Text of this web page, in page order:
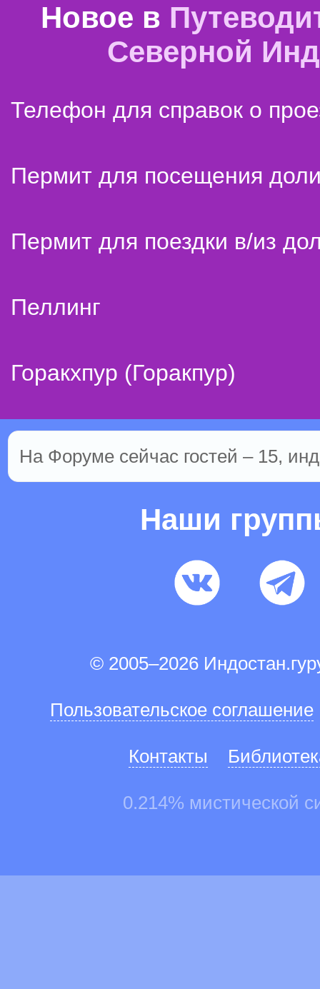
Новое в
Северной
Телефон для справок о
Пермит для посещения
Пермит для поездки в/из
Пеллинг
Горакхпур (Горакпур)
На Форуме сейчас гостей – 15,
Наши
© 2005–2026
Пользовательское соглашение
Контакты
0.214% мистической